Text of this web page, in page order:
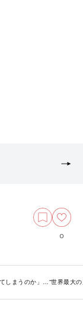
0
しまうのか」…“世界最大